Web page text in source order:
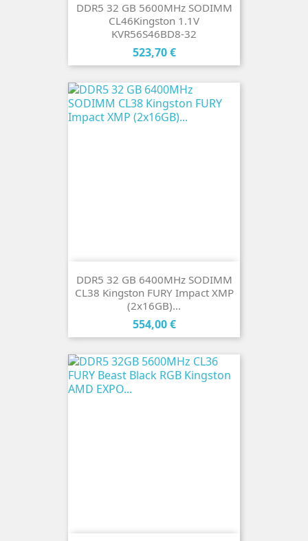
DDR5 32 GB 5600MHz SODIMM
CL46Kingston 1.1V
KVR56S46BD8-32
Cena
523,70 €
DDR5 32 GB 6400MHz SODIMM
CL38 Kingston FURY Impact XMP
(2x16GB)...
Cena
554,00 €